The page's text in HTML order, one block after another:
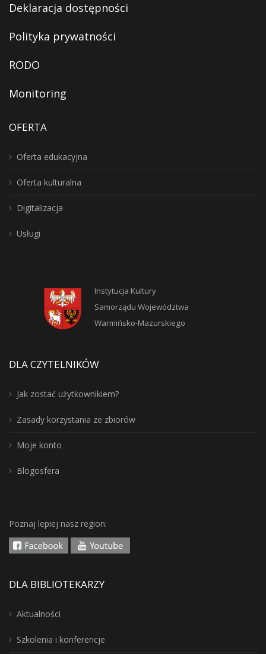
Deklaracja dostępności
Polityka prywatności
RODO
Monitoring
OFERTA
Oferta edukacyjna
Oferta kulturalna
Digitalizacja
Usługi
Instytucja Kultury
Samorządu Województwa
Warmińsko-Mazurskiego
DLA CZYTELNIKÓW
Jak zostać użytkownikiem?
Zasady korzystania ze zbiorów
Moje konto
Blogosfera
Poznaj lepiej nasz region:
DLA BIBLIOTEKARZY
Aktualności
Szkolenia i konferencje